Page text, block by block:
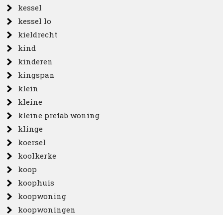
kessel
kessel lo
kieldrecht
kind
kinderen
kingspan
klein
kleine
kleine prefab woning
klinge
koersel
koolkerke
koop
koophuis
koopwoning
koopwoningen